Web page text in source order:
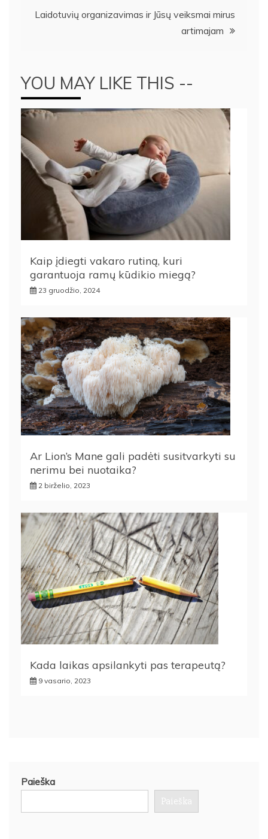
įrašų
Laidotuvių organizavimas ir Jūsų veiksmai mirus
artimajam
YOU MAY LIKE THIS --
Kaip įdiegti vakaro rutiną, kuri
garantuoja ramų kūdikio miegą?
23 gruodžio, 2024
Ar Lion’s Mane gali padėti susitvarkyti su
nerimu bei nuotaika?
2 birželio, 2023
Kada laikas apsilankyti pas terapeutą?
9 vasario, 2023
Paieška
Paieška